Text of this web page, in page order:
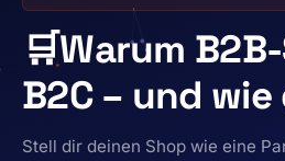
🛒Warum
B2C – und
Stell dir deinen Shop wie eine